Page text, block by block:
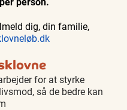
dig, din familie,
for at styrke
så de bedre kan